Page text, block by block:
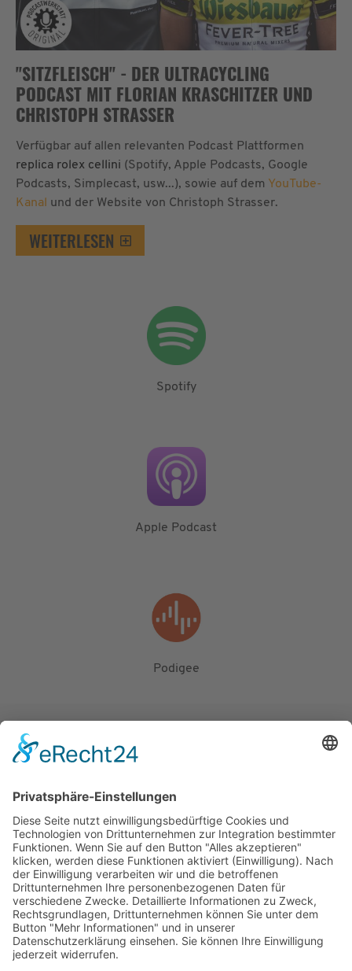
"SITZFLEISCH" - DER ULTRACYCLING
PODCAST MIT FLORIAN KRASCHITZER UND
CHRISTOPH STRASSER
Verfügbar auf allen relevanten Podcast Plattformen
replica rolex cellini (Spotify, Apple Podcasts, Google
Podcasts, Simplecast, usw...), sowie auf dem YouTube-
Kanal und der Website von Christoph Strasser.
WEITERLESEN
Spotify
Apple Podcast
Podigee